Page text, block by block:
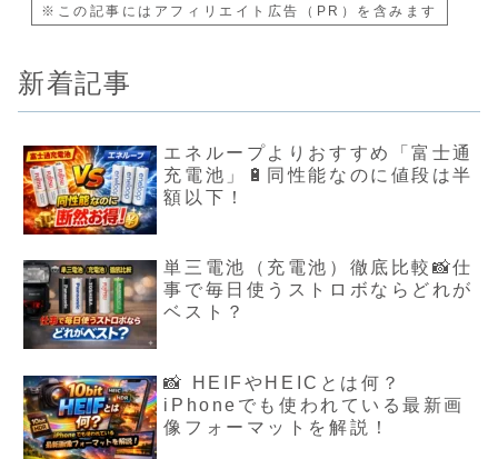
※この記事にはアフィリエイト広告（PR）を含みます
新着記事
エネループよりおすすめ「富士通
充電池」🔋同性能なのに値段は半
額以下！
単三電池（充電池）徹底比較📸仕
事で毎日使うストロボならどれが
ベスト？
📸 HEIFやHEICとは何？
iPhoneでも使われている最新画
像フォーマットを解説！